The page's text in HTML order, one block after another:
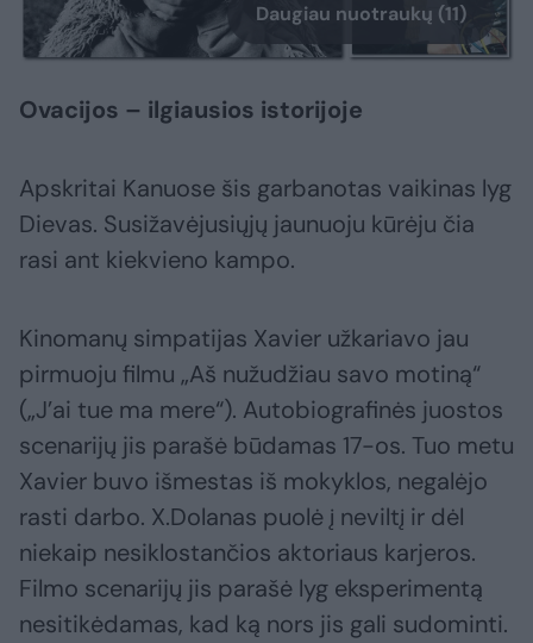
Daugiau nuotraukų (11)
Ovacijos – ilgiausios istorijoje
Apskritai Kanuose šis garbanotas vaikinas lyg
Dievas. Susižavėjusiųjų jaunuoju kūrėju čia
rasi ant kiekvieno kampo.
Kinomanų simpatijas Xavier užkariavo jau
pirmuoju filmu „Aš nužudžiau savo motiną“
(„J’ai tue ma mere“). Autobiografinės juostos
scenarijų jis parašė būdamas 17-os. Tuo metu
Xavier buvo išmestas iš mokyklos, negalėjo
rasti darbo. X.Dolanas puolė į neviltį ir dėl
niekaip nesiklostančios aktoriaus karjeros.
Filmo scenarijų jis parašė lyg eksperimentą
nesitikėdamas, kad ką nors jis gali sudominti.